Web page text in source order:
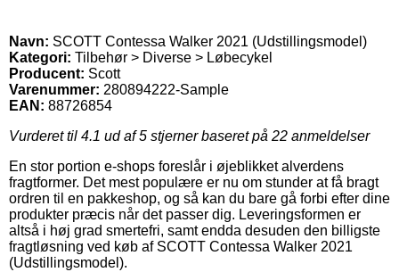
Navn: SCOTT Contessa Walker 2021 (Udstillingsmodel)
Kategori: Tilbehør > Diverse > Løbecykel
Producent: Scott
Varenummer: 280894222-Sample
EAN: 88726854
Vurderet til 4.1 ud af 5 stjerner baseret på 22 anmeldelser
En stor portion e-shops foreslår i øjeblikket alverdens
fragtformer. Det mest populære er nu om stunder at få bragt
ordren til en pakkeshop, og så kan du bare gå forbi efter dine
produkter præcis når det passer dig. Leveringsformen er
altså i høj grad smertefri, samt endda desuden den billigste
fragtløsning ved køb af SCOTT Contessa Walker 2021
(Udstillingsmodel).